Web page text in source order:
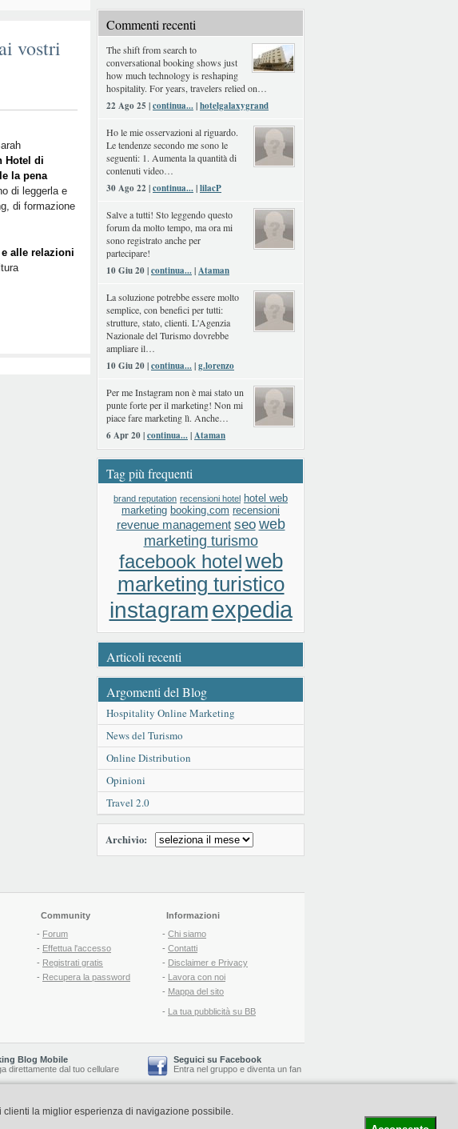
vostri
Hotel di
la pena
di leggerla e
di formazione
alle relazioni
Commenti recenti
The shift from search to
conversational booking shows just
how much technology is reshaping
hospitality. For years, travelers relied on…
22 Ago 25 |continua...|hotelgalaxygrand
Ho le mie osservazioni al riguardo.
Le tendenze secondo me sono le
seguenti: 1. Aumenta la quantità di
contenuti video…
30 Ago 22 |continua...|lilacP
Salve a tutti! Sto leggendo questo
forum da molto tempo, ma ora mi
sono registrato anche per
partecipare!
10 Giu 20 |continua...|Ataman
La soluzione potrebbe essere molto
semplice, con benefici per tutti:
strutture, stato, clienti. L'Agenzia
Nazionale del Turismo dovrebbe
ampliare il…
10 Giu 20 |continua...|g.lorenzo
Per me Instagram non è mai stato un
punte forte per il marketing! Non mi
piace fare marketing lì. Anche…
6 Apr 20 |continua...|Ataman
Tag più frequenti
brand reputation recensioni hotel hotel web
marketing booking.com recensioni
revenue management seo web
marketing turismo
facebook hotelweb
marketing turistico
instagramexpedia
Articoli recenti
Argomenti del Blog
Hospitality Online Marketing
News del Turismo
Online Distribution
Opinioni
Travel 2.0
Archivio:
Community
- Forum
- Effettua l'accesso
- Registrati gratis
- Recupera la password
Informazioni
- Chi siamo
- Contatti
- Disclaimer e Privacy
- Lavora con noi
- Mappa del sito
- La tua pubblicità su BB
Blog Mobile
direttamente dal tuo cellulare
Seguici su Facebook
Entra nel gruppo e diventa un fan
Socio Unico -www.qnt.it-Booking Blog™ -Il blog del Web Marketing Turistico
la miglior esperienza di navigazione possibile.